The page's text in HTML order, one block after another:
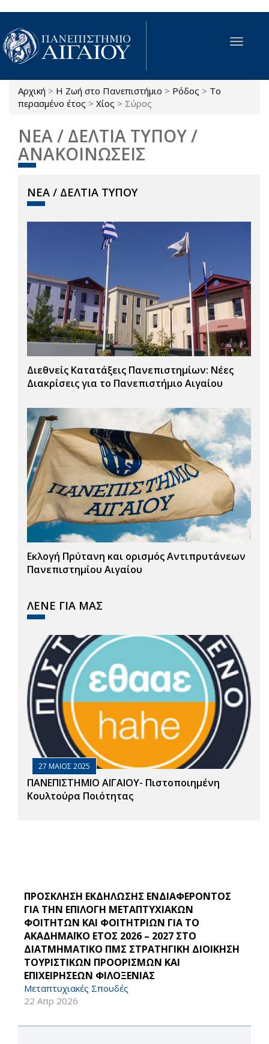
Παράκαμψη προς το κυρίως περιεχόμενο
Toggle
Είστε εδώ
Αρχική > Η Ζωή στο Πανεπιστήμιο > Ρόδος > Το
περασμένο έτος > Χίος > Σύρος
ΝΕΑ / ΔΕΛΤΙΑ ΤΥΠΟΥ /
ΑΝΑΚΟΙΝΩΣΕΙΣ
ΝΕΑ / ΔΕΛΤΙΑ ΤΥΠΟΥ
Διεθνείς Κατατάξεις Πανεπιστημίων: Νέες
Διακρίσεις για το Πανεπιστήμιο Αιγαίου
Εκλογή Πρύτανη και ορισμός Αντιπρυτάνεων
Πανεπιστημίου Αιγαίου
ΛΕΝΕ ΓΙΑ ΜΑΣ
27 ΜΑΙΟΣ 2025
ΠΑΝΕΠΙΣΤΗΜΙΟ ΑΙΓΑΙΟΥ- Πιστοποιημένη
Κουλτούρα Ποιότητας
ΠΡΟΣΚΛΗΣΗ ΕΚΔΗΛΩΣΗΣ ΕΝΔΙΑΦΕΡΟΝΤΟΣ
ΓΙΑ ΤΗΝ ΕΠΙΛΟΓΗ ΜΕΤΑΠΤΥΧΙΑΚΩΝ
ΦΟΙΤΗΤΩΝ ΚΑΙ ΦΟΙΤΗΤΡΙΩΝ ΓΙΑ ΤΟ
ΑΚΑΔΗΜΑΪΚΟ ΕΤΟΣ 2026 – 2027 ΣΤΟ
ΔΙΑΤΜΗΜΑΤΙΚΟ ΠΜΣ ΣΤΡΑΤΗΓΙΚΗ ΔΙΟΙΚΗΣΗ
ΤΟΥΡΙΣΤΙΚΩΝ ΠΡΟΟΡΙΣΜΩΝ ΚΑΙ
ΕΠΙΧΕΙΡΗΣΕΩΝ ΦΙΛΟΞΕΝΙΑΣ
Μεταπτυχιακές Σπουδές
22 Απρ 2026